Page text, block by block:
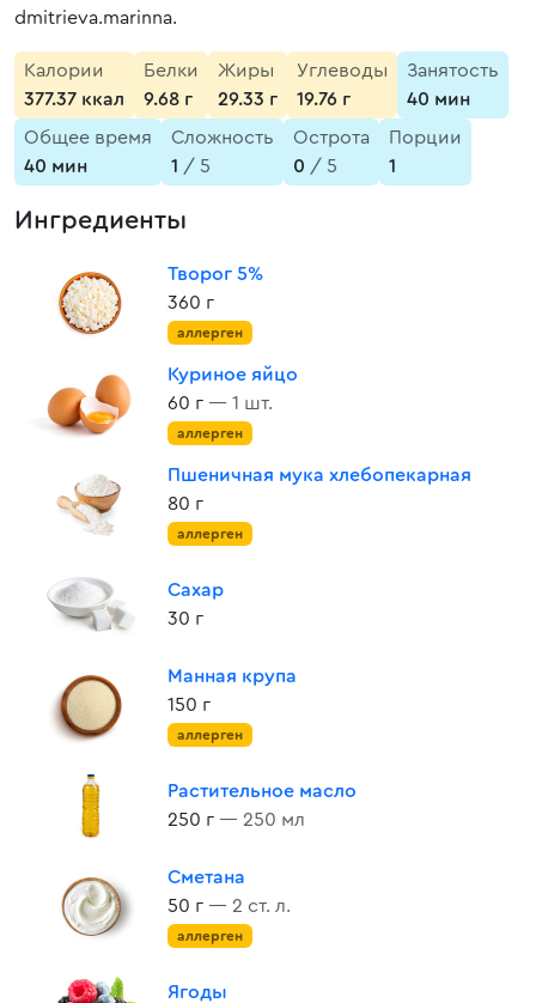
dmitrieva.marinna.
Калории
377.37 ккал
Белки
9.68 г
Жиры
29.33 г
Углеводы
19.76 г
Занятость
40 мин
Общее время
40 мин
Сложность
1 / 5
Острота
0 / 5
Порции
1
Ингредиенты
Творог 5%
360 г
аллерген
Куриное яйцо
60 г — 1 шт.
аллерген
Пшеничная мука хлебопекарная
80 г
аллерген
Сахар
30 г
Манная крупа
150 г
аллерген
Растительное масло
250 г — 250 мл
Сметана
50 г — 2 ст. л.
аллерген
Ягоды